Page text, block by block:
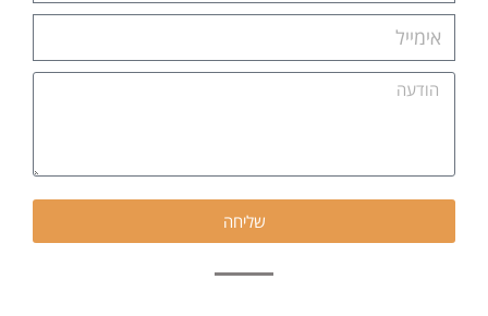
שליחה